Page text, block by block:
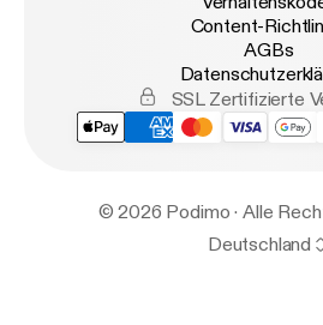
Content-
AGBs
SSL Zertifizierte
© 2026 Podimo · Alle
Deutschland